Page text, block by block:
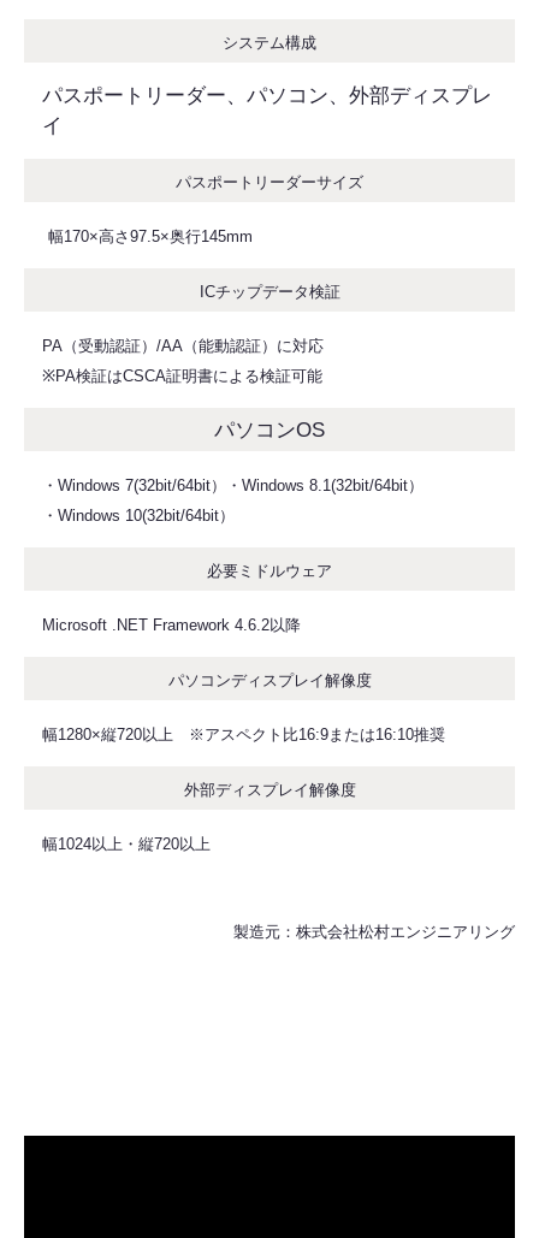
システム構成
パスポートリーダー、パソコン、外部ディスプレ
イ
パスポートリーダーサイズ
幅170×高さ97.5×奥行145mm
ICチップデータ検証
PA（受動認証）/AA（能動認証）に対応
※PA検証はCSCA証明書による検証可能
パソコンOS
・Windows 7(32bit/64bit）・Windows 8.1(32bit/64bit）
・Windows 10(32bit/64bit）
必要ミドルウェア
Microsoft .NET Framework 4.6.2以降
パソコンディスプレイ解像度
幅1280×縦720以上 ※アスペクト比16:9または16:10推奨
外部ディスプレイ解像度
幅1024以上・縦720以上
製造元：株式会社松村エンジニアリング